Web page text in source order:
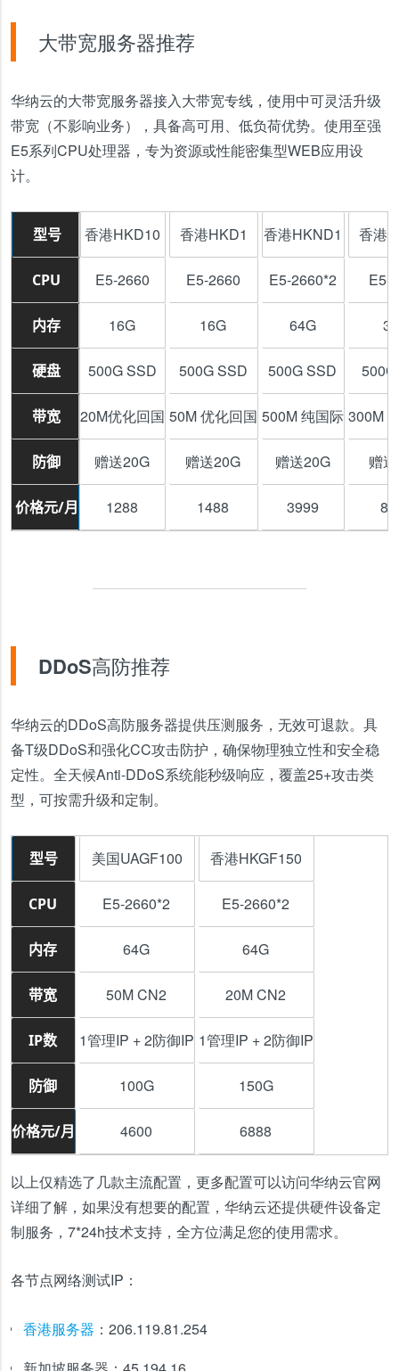
大带宽服务器推荐
华纳云的大带宽服务器接入大带宽专线，使用中可灵活升级
带宽（不影响业务），具备高可用、低负荷优势。使用至强
E5系列CPU处理器，专为资源或性能密集型WEB应用设
计。
型号
CPU
内存
硬盘
带宽
防御
价格元/月
香港HKD10
E5-2660
16G
500G SSD
20M优化回国
赠送20G
1288
香港HKD1
E5-2660
16G
500G SSD
50M 优化回国
赠送20G
1488
香港HKND1
E5-2660*2
64G
500G SSD
500M 纯国际
赠送20G
3999
香港
E5-
300M
赠
DDoS高防推荐
华纳云的DDoS高防服务器提供压测服务，无效可退款。具
备T级DDoS和强化CC攻击防护，确保物理独立性和安全稳
定性。全天候Anti-DDoS系统能秒级响应，覆盖25+攻击类
型，可按需升级和定制。
型号
CPU
内存
带宽
IP数
防御
价格元/月
美国UAGF100
E5-2660*2
64G
50M CN2
1管理IP + 2防御IP
100G
4600
香港HKGF150
E5-2660*2
64G
20M CN2
1管理IP + 2防御IP
150G
6888
以上仅精选了几款主流配置，更多配置可以访问华纳云官网
详细了解，如果没有想要的配置，华纳云还提供硬件设备定
制服务，7*24h技术支持，全方位满足您的使用需求。
各节点网络测试IP：
香港服务器 ：206.119.81.254